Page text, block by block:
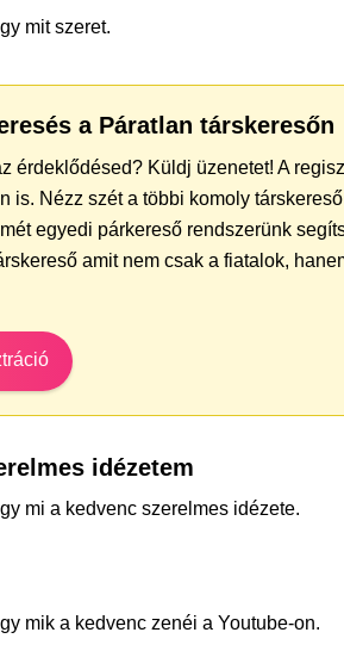
mit szeret.
a Páratlan társkeresőn
érdeklődésed? Küldj üzenetet! A
is. Nézz szét a többi komoly
egyedi párkereső rendszerünk
amit nem csak a fiatalok,
idézetem
mi a kedvenc szerelmes idézete.
mik a kedvenc zenéi a Youtube-on.